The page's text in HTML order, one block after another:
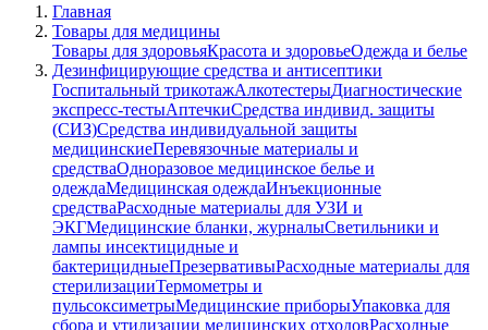
Главная
Товары для медицины
Товары для здоровьяКрасота и здоровьеОдежда и белье
Дезинфицирующие средства и антисептики
Госпитальный трикотажАлкотестерыДиагностические
экспресс-тестыАптечкиСредства индивид. защиты
(СИЗ)Средства индивидуальной защиты
медицинскиеПеревязочные материалы и
средстваОдноразовое медицинское белье и
одеждаМедицинская одеждаИнъекционные
средстваРасходные материалы для УЗИ и
ЭКГМедицинские бланки, журналыСветильники и
лампы инсектицидные и
бактерицидныеПрезервативыРасходные материалы для
стерилизацииТермометры и
пульсоксиметрыМедицинские приборыУпаковка для
сбора и утилизации медицинских отходовРасходные